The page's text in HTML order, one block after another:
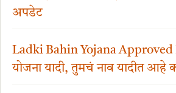
अपडेट
Ladki Bahin Yojana Approved
योजना यादी, तुमचं नाव यादीत आहे